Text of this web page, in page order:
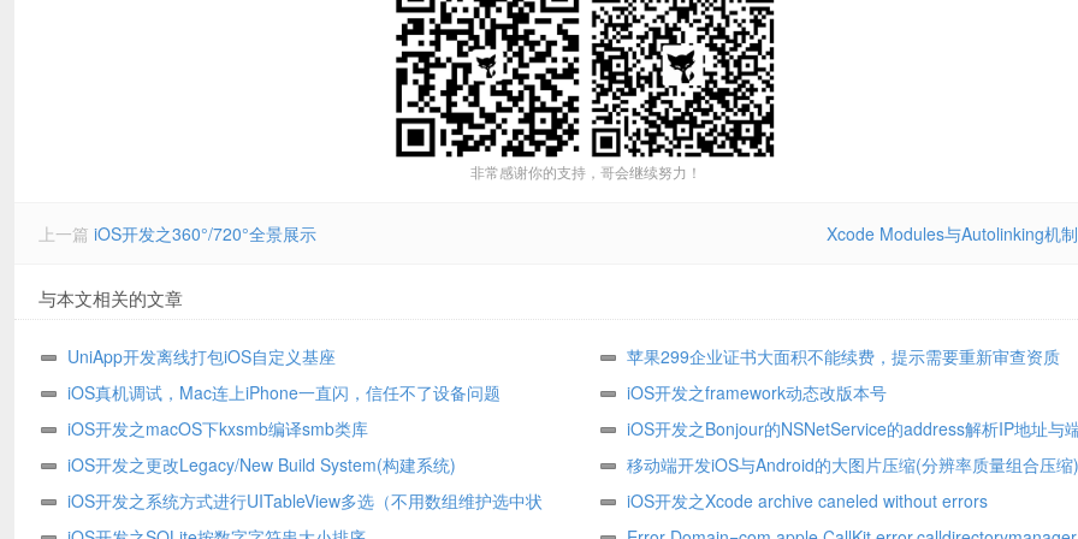
非常感谢你的支持，哥会继续努力！
上一篇 iOS开发之360°/720°全景展示 Xcode Modules与Autolinking机制
与本文相关的文章
UniApp开发离线打包iOS自定义基座
苹果299企业证书大面积不能续费，提示需要重新审查资质
iOS真机调试，Mac连上iPhone一直闪，信任不了设备问题
iOS开发之framework动态改版本号
iOS开发之macOS下kxsmb编译smb类库
iOS开发之Bonjour的NSNetService的address解析IP地址与
iOS开发之更改Legacy/New Build System(构建系统)
移动端开发iOS与Android的大图片压缩(分辨率质量组合压缩)
iOS开发之系统方式进行UITableView多选（不用数组维护选中状
iOS开发之Xcode archive caneled without errors